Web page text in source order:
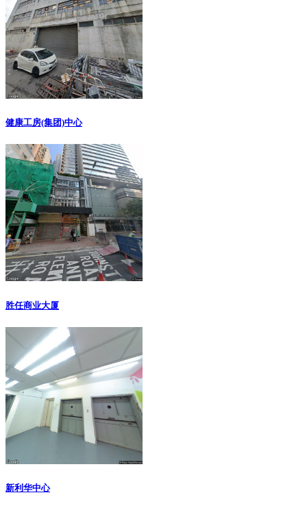
健康工房(集团)中心
胜任商业大厦
新利华中心